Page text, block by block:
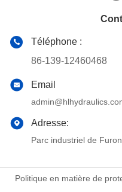
Téléphone :
86-139-12460468
Email
Adresse:
Parc industriel de
Politique en matière de